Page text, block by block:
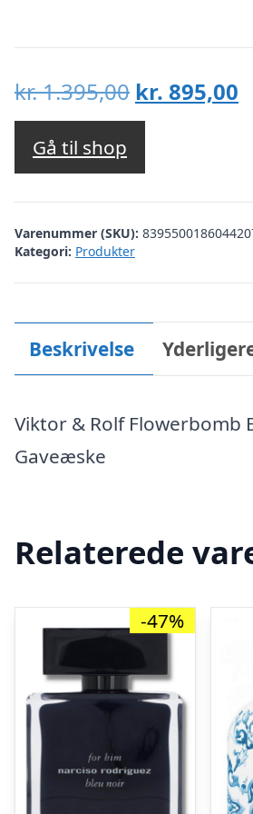
kr.1.395,00 Den
oprindelige
var:
kr.
kr. 895,00
Gå til shop
Varenummer (SKU):
Kategori: Produkter
Beskrivelse
Viktor & Rolf Flowerbomb
Gaveæske
Relaterede
-47%